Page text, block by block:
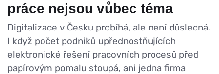
práce nejsou vůbec téma
Digitalizace v Česku probíhá, ale není důsledná.
I když počet podniků upřednostňujících
elektronické řešení pracovních procesů před
papírovým pomalu stoupá, ani jedna firma